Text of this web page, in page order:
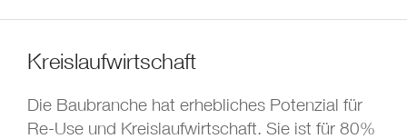
Kreislaufwirtschaft
Die Baubranche hat erhebliches Potenzial für
Re-Use und Kreislaufwirtschaft. Sie ist für 80%